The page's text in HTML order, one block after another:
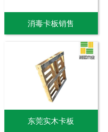
消毒卡板销售
东莞实木卡板